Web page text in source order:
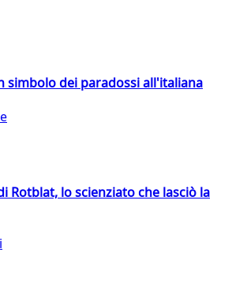
simbolo dei paradossi all'italiana
Rotblat, lo scienziato che lasciò la